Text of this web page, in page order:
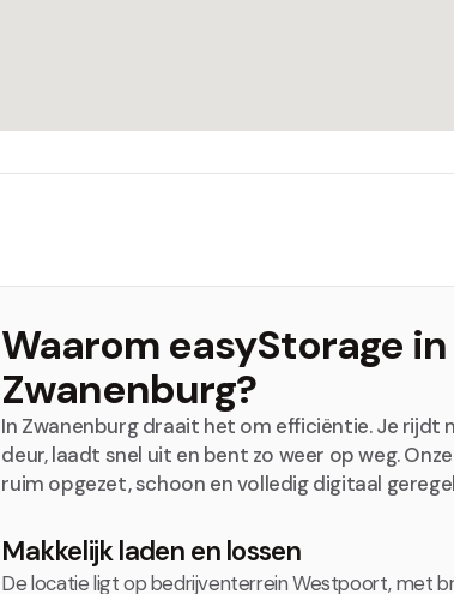
Waarom easyStorage in
Zwanenburg?
In Zwanenburg draait het om efficiëntie. Je rijdt
deur, laadt snel uit en bent zo weer op weg.
ruim opgezet, schoon en volledig digitaal
Makkelijk laden en lossen
De locatie ligt op bedrijventerrein Westpoort, met